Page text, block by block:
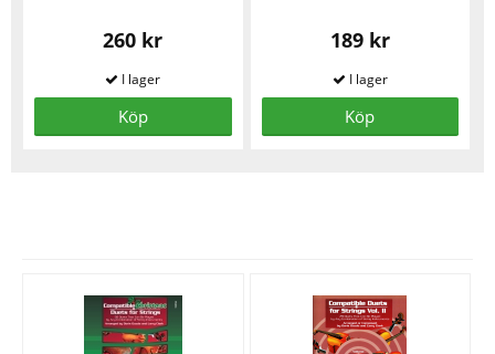
260 kr
Köp
189 kr
Köp